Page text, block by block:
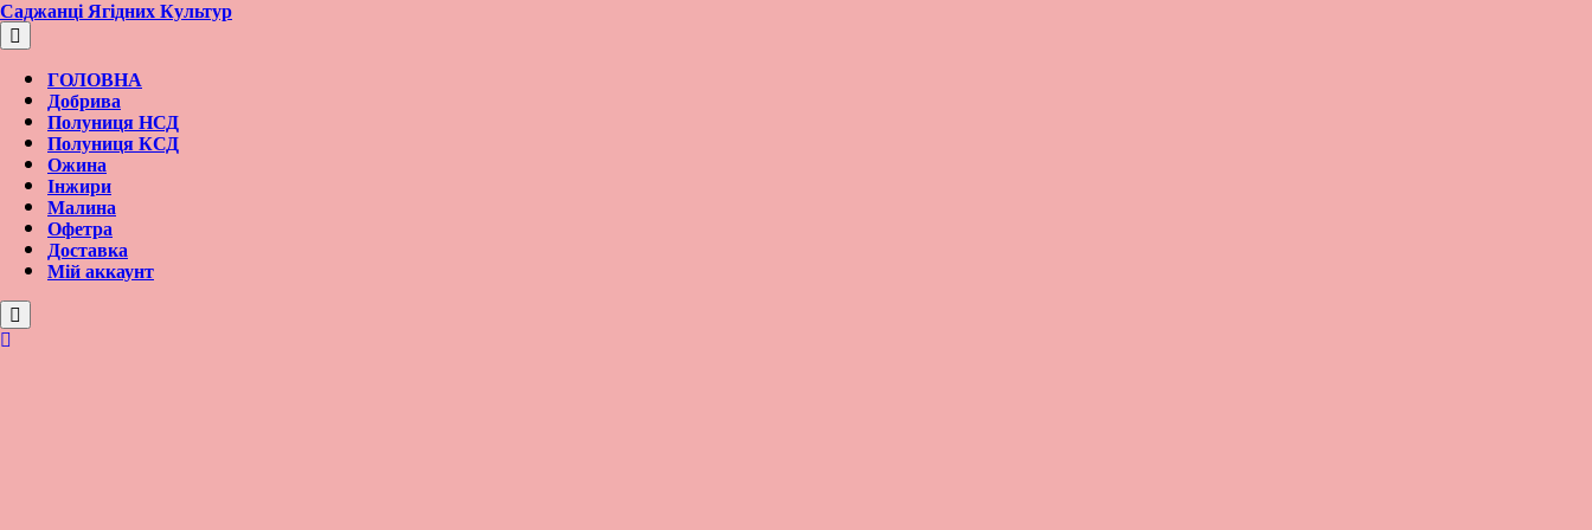
Перейти
к
содержимому
Саджанці Ягідних Культур
ГОЛОВНА
Добрива
Полуниця НСД
Полуниця КСД
Ожина
Інжири
Малина
Офетра
Доставка
Мій аккаунт
Вход/